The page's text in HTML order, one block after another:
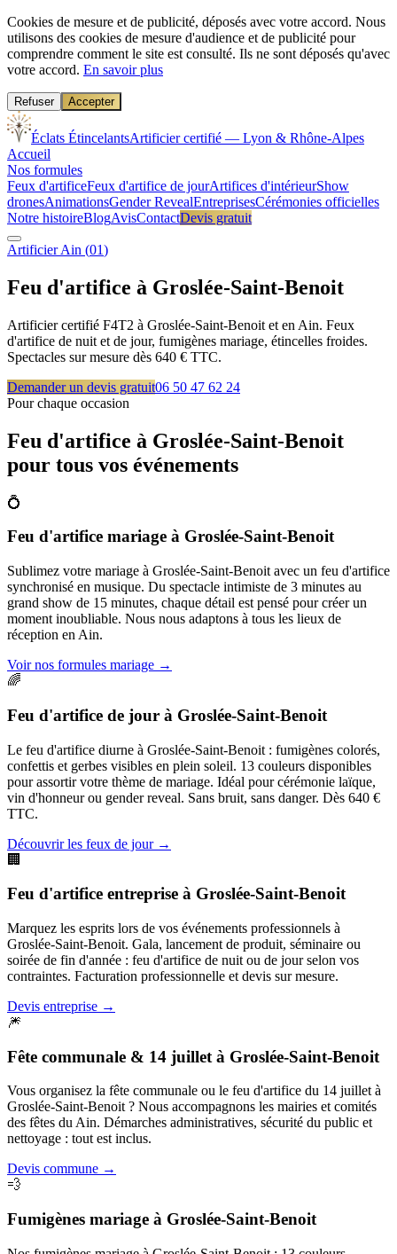
Cookies de mesure et de publicité, déposés avec votre accord. Nous
utilisons des cookies de mesure d'audience et de publicité pour
comprendre comment le site est consulté. Ils ne sont déposés qu'avec
votre accord. En savoir plus
Refuser Accepter
Éclats ÉtincelantsArtificier certifié — Lyon & Rhône-Alpes
Accueil
Nos formules
Feux d'artificeFeux d'artifice de jourArtifices d'intérieurShow
dronesAnimationsGender RevealEntreprisesCérémonies officielles
Notre histoireBlogAvisContactDevis gratuit
ArtificierAin (01)
Feu d'artifice à Groslée-Saint-Benoit
Artificier certifié F4T2 à Groslée-Saint-Benoit et en Ain. Feux
d'artifice de nuit et de jour, fumigènes mariage, étincelles froides.
Spectacles sur mesure dès 640 € TTC.
Demander un devis gratuit06 50 47 62 24
Pour chaque occasion
Feu d'artifice à Groslée-Saint-Benoit
pour tous vos événements
💍
Feu d'artifice mariage à Groslée-Saint-Benoit
Sublimez votre mariage à Groslée-Saint-Benoit avec un feu d'artifice
synchronisé en musique. Du spectacle intimiste de 3 minutes au
grand show de 15 minutes, chaque détail est pensé pour créer un
moment inoubliable. Nous nous adaptons à tous les lieux de
réception en Ain.
Voir nos formules mariage →
🌈
Feu d'artifice de jour à Groslée-Saint-Benoit
Le feu d'artifice diurne à Groslée-Saint-Benoit : fumigènes colorés,
confettis et gerbes visibles en plein soleil. 13 couleurs disponibles
pour assortir votre thème de mariage. Idéal pour cérémonie laïque,
vin d'honneur ou gender reveal. Sans bruit, sans danger. Dès 640 €
TTC.
Découvrir les feux de jour→
🏢
Feu d'artifice entreprise à Groslée-Saint-Benoit
Marquez les esprits lors de vos événements professionnels à
Groslée-Saint-Benoit. Gala, lancement de produit, séminaire ou
soirée de fin d'année : feu d'artifice de nuit ou de jour selon vos
contraintes. Facturation professionnelle et devis sur mesure.
Devis entreprise →
🎆
Fête communale & 14 juillet à Groslée-Saint-Benoit
Vous organisez la fête communale ou le feu d'artifice du 14 juillet à
Groslée-Saint-Benoit ? Nous accompagnons les mairies et comités
des fêtes du Ain. Démarches administratives, sécurité du public et
nettoyage : tout est inclus.
Devis commune →
💨
Fumigènes mariage à Groslée-Saint-Benoit